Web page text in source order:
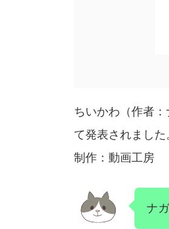
ちいかわ（作者
て発表されました
制作：動画工房
ナ